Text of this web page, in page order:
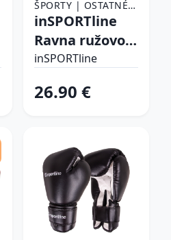
ŠPORTY | OSTATNÉ
ŠPORTY | BOJOVÉ
BOXERSKÉ RUKAVICE
inSPORTline
Ravna ružovo-
biela - 12oz
inSPORTline
26.90 €